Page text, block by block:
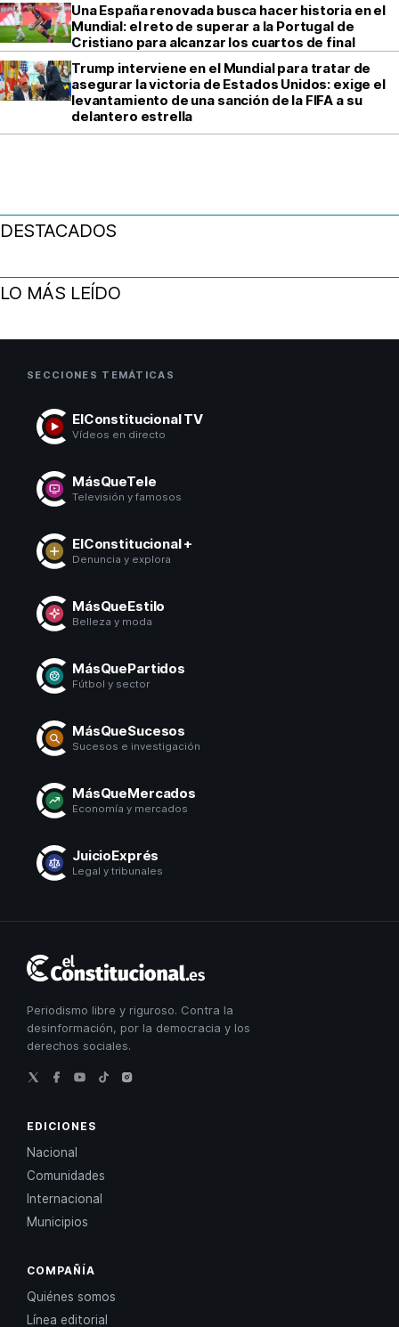
Una España renovada busca hacer historia en el
Mundial: el reto de superar a la Portugal de
Cristiano para alcanzar los cuartos de final
Trump interviene en el Mundial para tratar de
asegurar la victoria de Estados Unidos: exige el
levantamiento de una sanción de la FIFA a su
delantero estrella
DESTACADOS
LO MÁS LEÍDO
SECCIONES TEMÁTICAS
ElConstitucional TV
Vídeos en directo
MásQueTele
Televisión y famosos
ElConstitucional +
Denuncia y explora
MásQueEstilo
Belleza y moda
MásQuePartidos
Fútbol y sector
MásQueSucesos
Sucesos e investigación
MásQueMercados
Economía y mercados
JuicioExprés
Legal y tribunales
Constitucional
Periodismo libre y riguroso. Contra la
desinformación, por la democracia y los
derechos sociales.
EDICIONES
Nacional
Comunidades
Internacional
Municipios
COMPAÑÍA
Quiénes somos
Línea editorial